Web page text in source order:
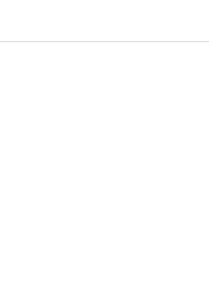
Link
Link